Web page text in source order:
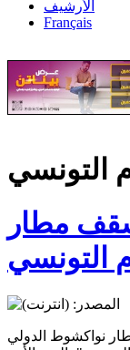
الأرشيف
Français
التونسي
مطار
نواكشوط الدولي